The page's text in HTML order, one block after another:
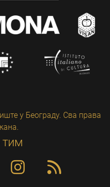
у Београду. Сва права
тим